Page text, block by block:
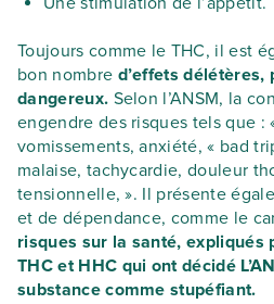
Toujours comme le THC, il est
bon nombre d’effets
dangereux. Selon l’ANSM, la
engendre des risques tels que :
vomissements, anxiété, « bad
malaise, tachycardie, douleur
tensionnelle, ». Il présente
et de dépendance, comme le
risques sur la santé,
THC et HHC qui ont décidé
substance comme stupéfiant.